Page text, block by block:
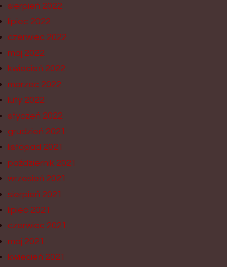
sierpień 2022
lipiec 2022
czerwiec 2022
maj 2022
kwiecień 2022
marzec 2022
luty 2022
styczeń 2022
grudzień 2021
listopad 2021
październik 2021
wrzesień 2021
sierpień 2021
lipiec 2021
czerwiec 2021
maj 2021
kwiecień 2021